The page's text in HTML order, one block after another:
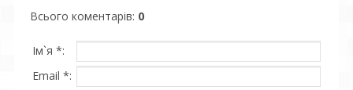
Всього коментарів: 0
Ім`я *:
Email *: